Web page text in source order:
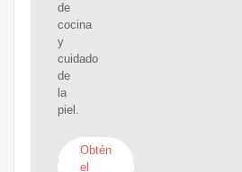
de
cocina
y
cuidado
de
la
piel.
Obtén
el